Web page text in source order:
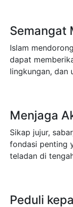
Semangat
Islam
dapat
lingkungan, dan
Menjaga
Sikap jujur,
fondasi penting
teladan di
Peduli